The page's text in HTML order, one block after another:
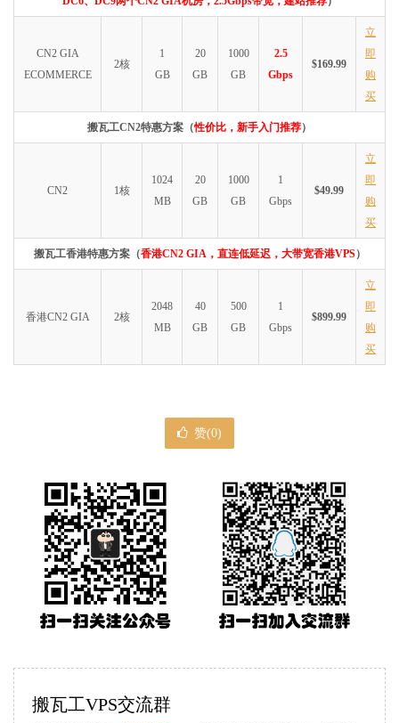
CN2 GIA
ECOMMERCE
2核
1
GB
20
GB
1000
GB
2.5
Gbps
$169.99
立
即
购
买
搬瓦工CN2特惠方案（性价比，新手入门推荐）
CN2 1核
1024
MB
20
GB
1000
GB
1
Gbps
$49.99
立
即
购
买
搬瓦工香港特惠方案（香港CN2 GIA，直连低延迟，大带宽香港VPS）
香港CN2 GIA 2核
2048
MB
40
GB
500
GB
1
Gbps
$899.99
立
即
购
买
赞(0)
搬瓦工VPS交流群